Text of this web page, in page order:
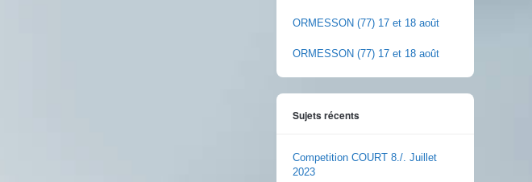
ORMESSON (77) 17 et 18 août
ORMESSON (77) 17 et 18 août
Sujets récents
Competition COURT 8./. Juillet
2023